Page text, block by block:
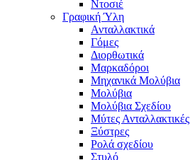
Ντοσιέ
Γραφική Ύλη
Ανταλλακτικά
Γόμες
Διορθωτικά
Μαρκαδόροι
Μηχανικά Μολύβια
Μολύβια
Μολύβια Σχεδίου
Μύτες Ανταλλακτικές
Ξύστρες
Ρολά σχεδίου
Στυλό